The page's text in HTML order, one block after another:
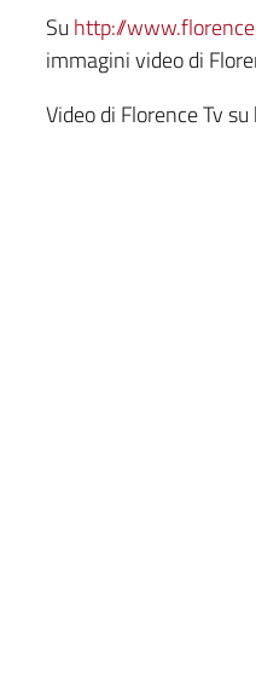
Su http://
immagini video di
Video di Florence Tv